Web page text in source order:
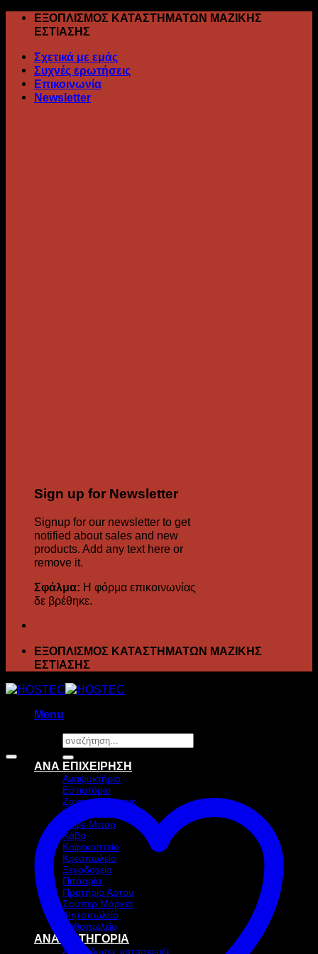
Skip
ΕΞΟΠΛΙΣΜΟΣ ΚΑΤΑΣΤΗΜΑΤΩΝ ΜΑΖΙΚΗΣ
ΕΣΤΙΑΣΗΣ
Σχετικά με εμάς
Συχνές ερωτήσεις
Επικοινωνία
Newsletter
Sign up for Newsletter
Signup for our newsletter to get
notified about sales and new
products. Add any text here or
remove it.
Σφάλμα: Η φόρμα επικοινωνίας
δε βρέθηκε.
ΕΞΟΠΛΙΣΜΟΣ ΚΑΤΑΣΤΗΜΑΤΩΝ ΜΑΖΙΚΗΣ
ΕΣΤΙΑΣΗΣ
Menu
Αναζήτηση
για:
ΑΝΑ ΕΠΙΧΕΙΡΗΣΗ
Αναψυκτήριο
Εστιατόριο
Ζαχαροπλαστείο
Ιχθυοπωλείο
Καφέ-Μπαρ
Κάβα
Καφεκοπτείο
Κρεοπωλείο
Ξενοδοχείο
Πιτσαρία
Πρατήριο Άρτου
Σούπερ Μάρκετ
Ψητοπωλείο
Ανθοπωλείο
ΑΝΑ ΚΑΤΗΓΟΡΙΑ
Ανοξείδωτες κατασκευές